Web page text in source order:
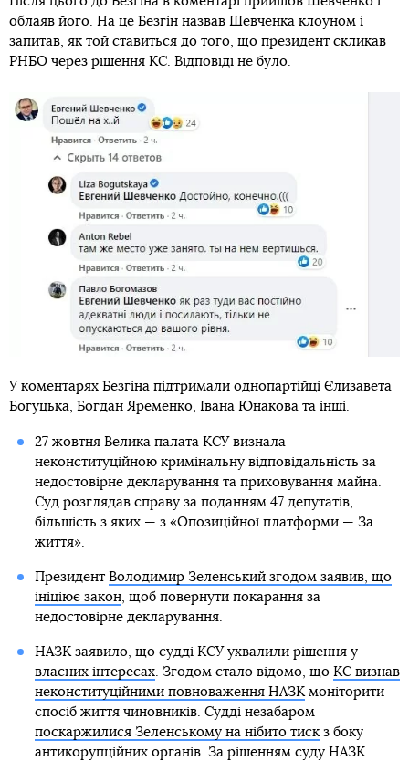
облаяв його. На це Безгін назвав Шевченка клоуном і
запитав, як той ставиться до того, що президент скликав
РНБО через рішення КС. Відповіді не було.
У коментарях Безгіна підтримали однопартійці Єлизавета
Богуцька, Богдан Яременко, Івана Юнакова та інші.
27 жовтня Велика палата КСУ визнала
неконституційною кримінальну відповідальність за
недостовірне декларування та приховування майна.
Суд розглядав справу за поданням 47 депутатів,
більшість з яких — з «Опозиційної платформи — За
життя».
Президент Володимир Зеленський згодом заявив, що
ініціює закон, щоб повернути покарання за
недостовірне декларування.
НАЗК заявило, що судді КСУ ухвалили рішення у
власних інтересах. Згодом стало відомо, що КС визнав
неконституційними повноваження НАЗКмоніторити
спосіб життя чиновників. Судді незабаром
поскаржилися Зеленському на нібито тискз боку
антикорупційних органів. За рішенням суду НАЗК